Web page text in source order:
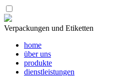
Verpackungen und Etiketten
home
über uns
produkte
dienstleistungen